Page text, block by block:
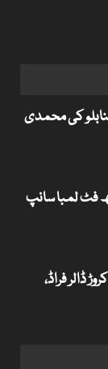
کی محمدی
فٹ لمبا سانپ
ڈالر فراڈ،